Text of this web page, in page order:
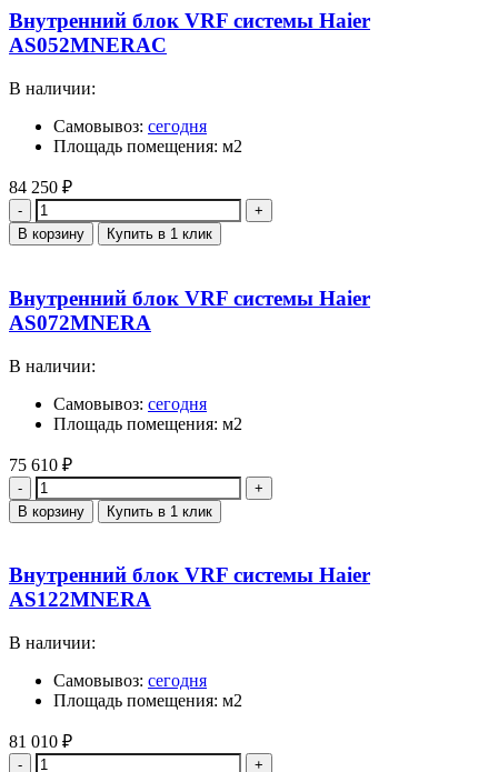
Внутренний блок VRF системы Haier
AS052MNERAC
В наличии:
Самовывоз: сегодня
Площадь помещения: м2
84 250 ₽
Количество
В корзину Купить в 1 клик
Внутренний блок VRF системы Haier
AS072MNERA
В наличии:
Самовывоз: сегодня
Площадь помещения: м2
75 610 ₽
Количество
В корзину Купить в 1 клик
Внутренний блок VRF системы Haier
AS122MNERA
В наличии:
Самовывоз: сегодня
Площадь помещения: м2
81 010 ₽
Количество